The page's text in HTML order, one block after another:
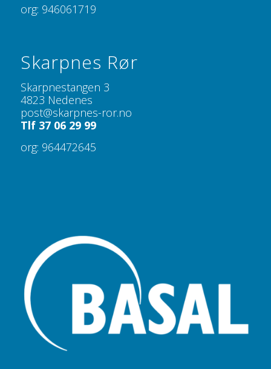
org: 946061719
Skarpnes Rør
Skarpnestangen 3
4823 Nedenes
post@skarpnes-ror.no
Tlf 37 06 29 99
org: 964472645